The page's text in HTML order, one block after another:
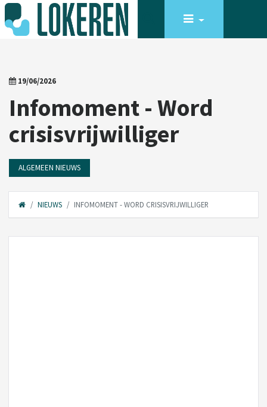
19/06/2026
Infomoment - Word
crisisvrijwilliger
ALGEMEEN NIEUWS
NIEUWS INFOMOMENT - WORD CRISISVRIJWILLIGER